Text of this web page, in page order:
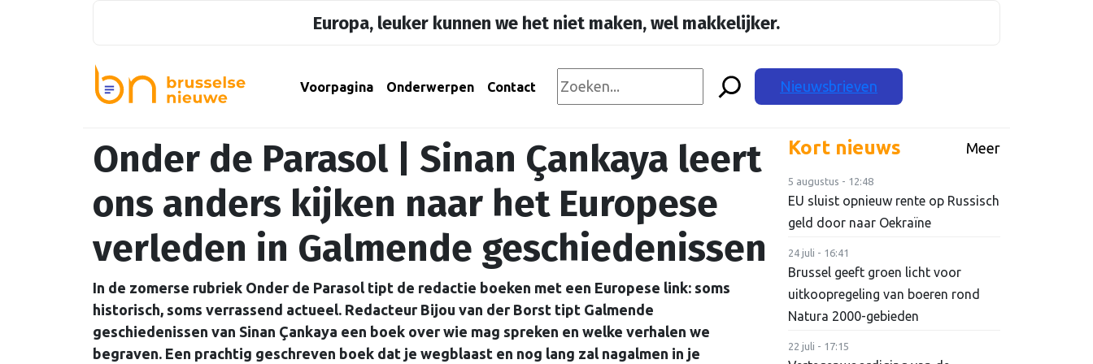
Europa, leuker kunnen we het niet maken, wel makkelijker.
Voorpagina Onderwerpen Contact Nieuwsbrieven
Onder de Parasol | Sinan Çankaya leert
ons anders kijken naar het Europese
verleden in Galmende geschiedenissen
In de zomerse rubriek Onder de Parasol tipt de redactie boeken met een Europese link: soms
historisch, soms verrassend actueel. Redacteur Bijou van der Borst tipt Galmende
geschiedenissen van Sinan Çankaya een boek over wie mag spreken en welke verhalen we
begraven. Een prachtig geschreven boek dat je wegblaast en nog lang zal nagalmen in je
Kort nieuws Meer
5 augustus - 12:48
EU sluist opnieuw rente op Russisch
geld door naar Oekraïne
24 juli - 16:41
Brussel geeft groen licht voor
uitkoopregeling van boeren rond
Natura 2000-gebieden
22 juli - 17:15